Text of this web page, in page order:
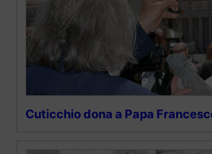
Cuticchio dona a Papa